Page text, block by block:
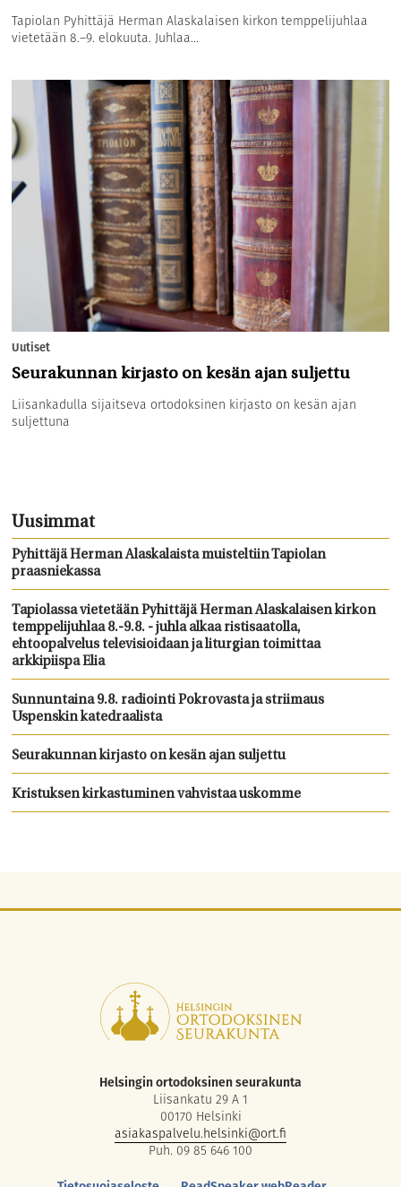
Tapiolan Pyhittäjä Herman Alaskalaisen kirkon temppelijuhlaa
vietetään 8.–9. elokuuta. Juhlaa...
Uutiset
Seurakunnan kirjasto on kesän ajan suljettu
Liisankadulla sijaitseva ortodoksinen kirjasto on kesän ajan
suljettuna
Uusimmat
Pyhittäjä Herman Alaskalaista muisteltiin Tapiolan
praasniekassa
Tapiolassa vietetään Pyhittäjä Herman Alaskalaisen kirkon
temppelijuhlaa 8.-9.8. - juhla alkaa ristisaatolla,
ehtoopalvelus televisioidaan ja liturgian toimittaa
arkkipiispa Elia
Sunnuntaina 9.8. radiointi Pokrovasta ja striimaus
Uspenskin katedraalista
Seurakunnan kirjasto on kesän ajan suljettu
Kristuksen kirkastuminen vahvistaa uskomme
Helsingin ortodoksinen seurakunta
Liisankatu 29 A 1
00170 Helsinki
asiakaspalvelu.helsinki@ort.fi
Puh. 09 85 646 100